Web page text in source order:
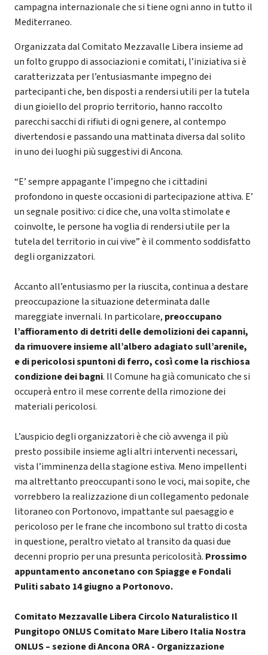
campagna internazionale che si tiene ogni anno in tutto il
Mediterraneo.
Organizzata dal Comitato Mezzavalle Libera insieme ad
un folto gruppo di associazioni e comitati, l’iniziativa si è
caratterizzata per l’entusiasmante impegno dei
partecipanti che, ben disposti a rendersi utili per la tutela
di un gioiello del proprio territorio, hanno raccolto
parecchi sacchi di rifiuti di ogni genere, al contempo
divertendosi e passando una mattinata diversa dal solito
in uno dei luoghi più suggestivi di Ancona.
“E’ sempre appagante l’impegno che i cittadini
profondono in queste occasioni di partecipazione attiva. E’
un segnale positivo: ci dice che, una volta stimolate e
coinvolte, le persone ha voglia di rendersi utile per la
tutela del territorio in cui vive” è il commento soddisfatto
degli organizzatori.
Accanto all’entusiasmo per la riuscita, continua a destare
preoccupazione la situazione determinata dalle
mareggiate invernali. In particolare, preoccupano
l’affioramento di detriti delle demolizioni dei capanni,
da rimuovere insieme all’albero adagiato sull’arenile,
e di pericolosi spuntoni di ferro, così come la rischiosa
condizione dei bagni. Il Comune ha già comunicato che si
occuperà entro il mese corrente della rimozione dei
materiali pericolosi.
L’auspicio degli organizzatori è che ciò avvenga il più
presto possibile insieme agli altri interventi necessari,
vista l’imminenza della stagione estiva. Meno impellenti
ma altrettanto preoccupanti sono le voci, mai sopite, che
vorrebbero la realizzazione di un collegamento pedonale
litoraneo con Portonovo, impattante sul paesaggio e
pericoloso per le frane che incombono sul tratto di costa
in questione, peraltro vietato al transito da quasi due
decenni proprio per una presunta pericolosità. Prossimo
appuntamento anconetano con Spiagge e Fondali
Puliti sabato 14 giugno a Portonovo.
Comitato Mezzavalle Libera Circolo Naturalistico Il
Pungitopo ONLUS Comitato Mare Libero Italia Nostra
ONLUS – sezione di Ancona ORA - Organizzazione